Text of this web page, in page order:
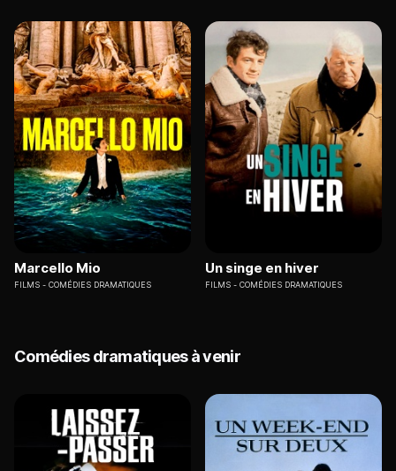
Marcello Mio
FILMS COMÉDIES DRAMATIQUES
Un singe en hiver
FILMS COMÉDIES DRAMATIQUES
Comédies dramatiques à venir